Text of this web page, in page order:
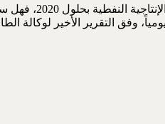
وفق التقرير الأخير